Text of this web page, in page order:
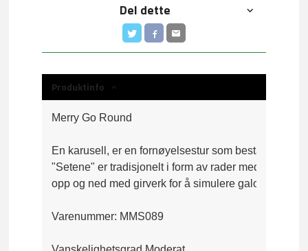
Del dette
Produktinfo
Merry Go Round
En karusell, er en fornøyelsestur som består av en
"Setene" er tradisjonelt i form av rader med
Varenummer: MMS089